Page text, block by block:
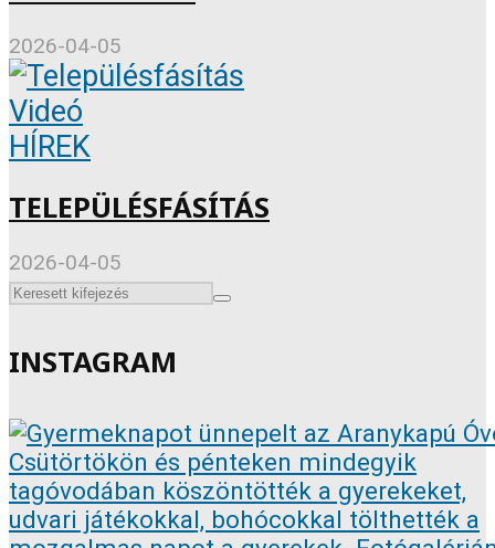
2026-04-05
Videó
HÍREK
TELEPÜLÉSFÁSÍTÁS
2026-04-05
INSTAGRAM